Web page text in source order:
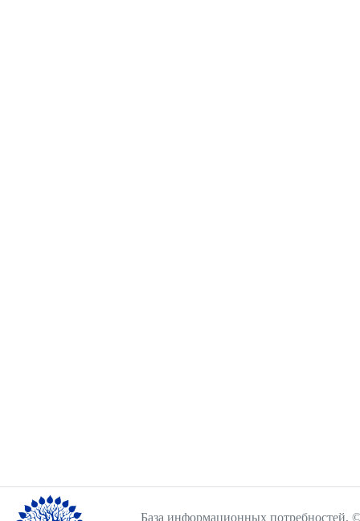
База информационных потребностей,